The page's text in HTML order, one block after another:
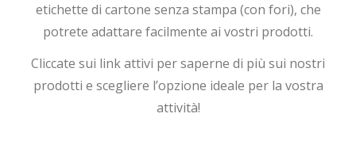
etichette di cartone senza stampa (con fori), che
potrete adattare facilmente ai vostri prodotti.
Cliccate sui link attivi per saperne di più sui nostri
prodotti e scegliere l’opzione ideale per la vostra
attività!